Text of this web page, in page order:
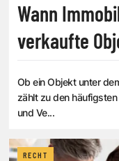
Wann
verkaufte
Ob ein Objekt unter
zählt zu den
und Ve...
RECHT